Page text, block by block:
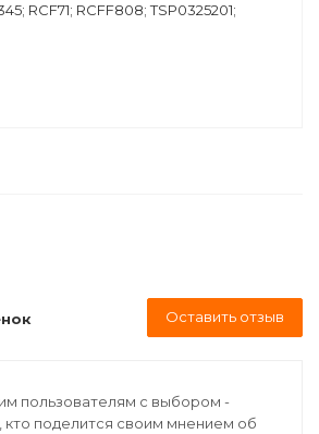
RCF71; RCFF808; TSP0325201;
Оставить отзыв
пользователям с выбором -
кто поделится своим мнением об